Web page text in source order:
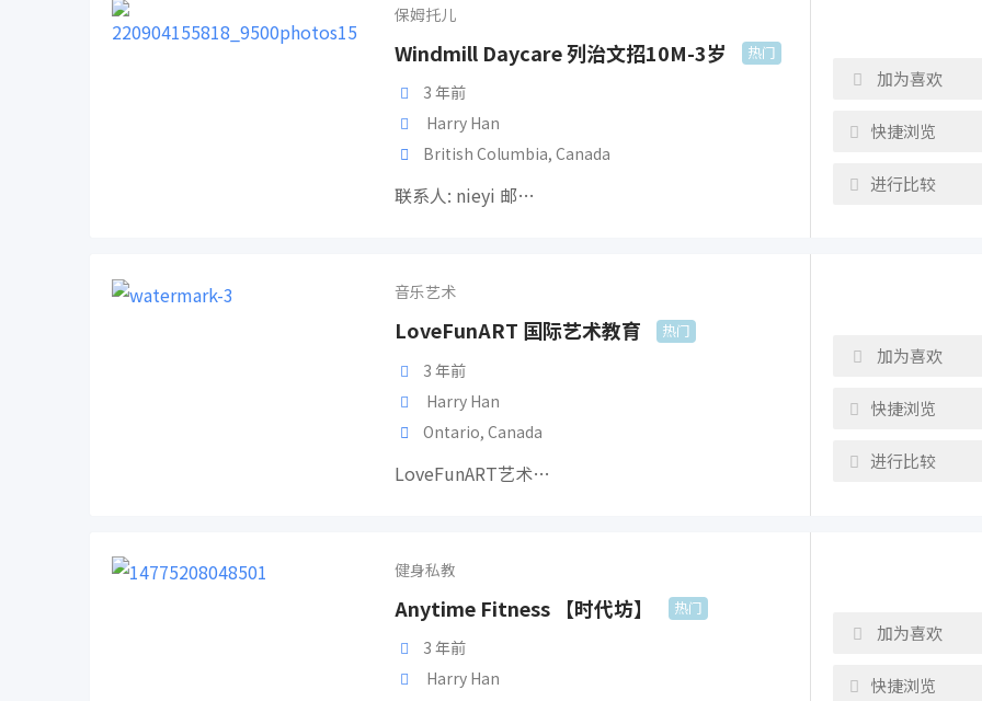
保姆托儿
Windmill Daycare 列治文招10M-3岁 热门
3 年前
Harry Han
British Columbia, Canada
联系人: nieyi 邮…
加为喜欢
快捷浏览
进行比较
音乐艺术
LoveFunART 国际艺术教育 热门
3 年前
Harry Han
Ontario, Canada
LoveFunART艺术…
加为喜欢
快捷浏览
进行比较
健身私教
Anytime Fitness 【时代坊】 热门
3 年前
Harry Han
加为喜欢
快捷浏览